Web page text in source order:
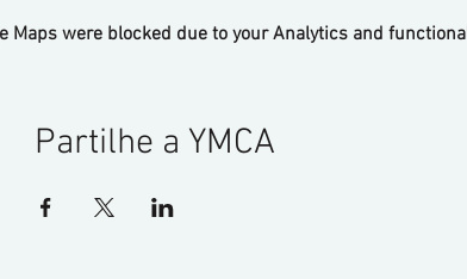
Maps were blocked due to your Analytics and
Partilhe a YMCA